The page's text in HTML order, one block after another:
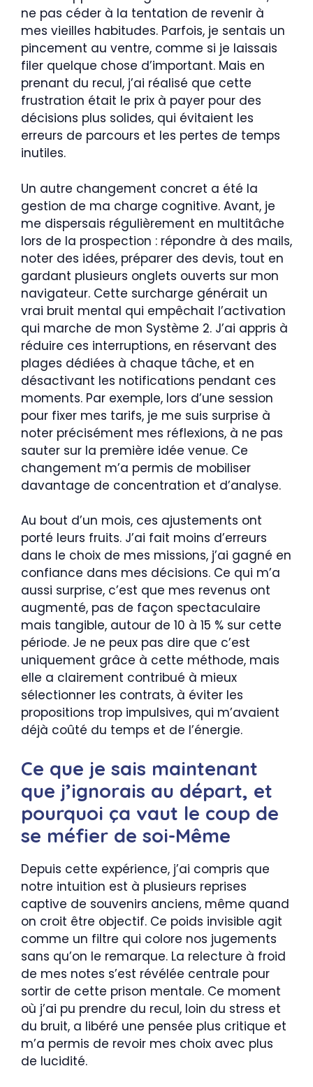
ne pas céder à la tentation de revenir à
mes vieilles habitudes. Parfois, je sentais un
pincement au ventre, comme si je laissais
filer quelque chose d’important. Mais en
prenant du recul, j’ai réalisé que cette
frustration était le prix à payer pour des
décisions plus solides, qui évitaient les
erreurs de parcours et les pertes de temps
inutiles.
Un autre changement concret a été la
gestion de ma charge cognitive. Avant, je
me dispersais régulièrement en multitâche
lors de la prospection : répondre à des mails,
noter des idées, préparer des devis, tout en
gardant plusieurs onglets ouverts sur mon
navigateur. Cette surcharge générait un
vrai bruit mental qui empêchait l’activation
qui marche de mon Système 2. J’ai appris à
réduire ces interruptions, en réservant des
plages dédiées à chaque tâche, et en
désactivant les notifications pendant ces
moments. Par exemple, lors d’une session
pour fixer mes tarifs, je me suis surprise à
noter précisément mes réflexions, à ne pas
sauter sur la première idée venue. Ce
changement m’a permis de mobiliser
davantage de concentration et d’analyse.
Au bout d’un mois, ces ajustements ont
porté leurs fruits. J’ai fait moins d’erreurs
dans le choix de mes missions, j’ai gagné en
confiance dans mes décisions. Ce qui m’a
aussi surprise, c’est que mes revenus ont
augmenté, pas de façon spectaculaire
mais tangible, autour de 10 à 15 % sur cette
période. Je ne peux pas dire que c’est
uniquement grâce à cette méthode, mais
elle a clairement contribué à mieux
sélectionner les contrats, à éviter les
propositions trop impulsives, qui m’avaient
déjà coûté du temps et de l’énergie.
Ce que je sais maintenant
que j’ignorais au départ, et
pourquoi ça vaut le coup de
se méfier de soi-Même
Depuis cette expérience, j’ai compris que
notre intuition est à plusieurs reprises
captive de souvenirs anciens, même quand
on croit être objectif. Ce poids invisible agit
comme un filtre qui colore nos jugements
sans qu’on le remarque. La relecture à froid
de mes notes s’est révélée centrale pour
sortir de cette prison mentale. Ce moment
où j’ai pu prendre du recul, loin du stress et
du bruit, a libéré une pensée plus critique et
m’a permis de revoir mes choix avec plus
de lucidité.